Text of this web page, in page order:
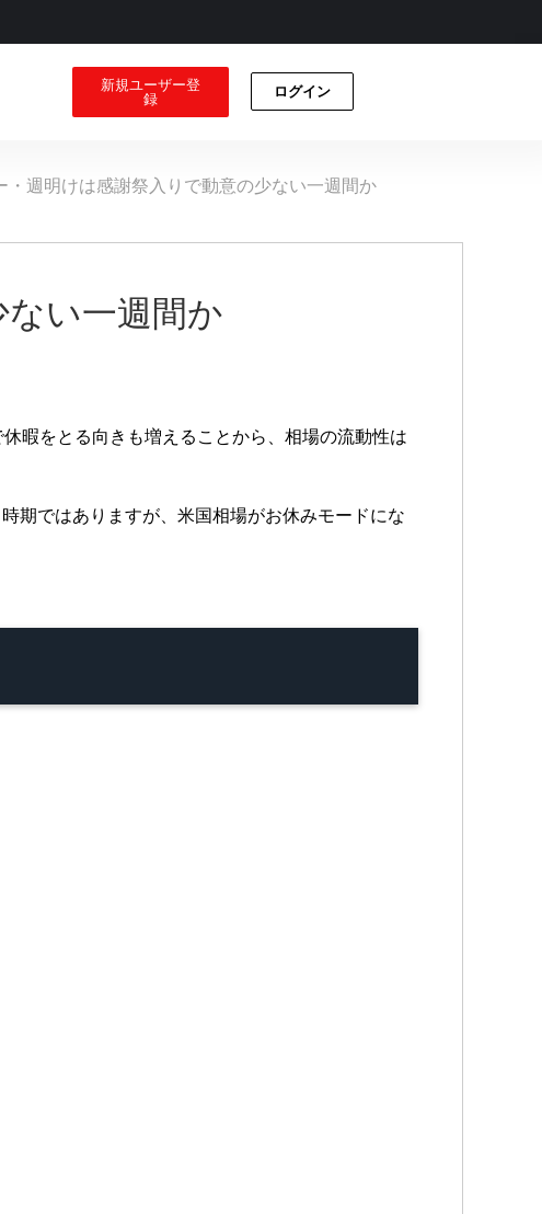
新規ユーザー登
録
ログイン
・週明けは感謝祭入りで動意の少ない一週間か
い一週間か
暇をとる向きも増えることから、相場の流動性は
期ではありますが、米国相場がお休みモードにな